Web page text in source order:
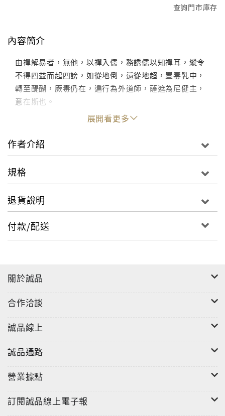
查詢門市庫存
內容簡介
由禪解易者，無他，以禪入儒，務誘儒以知禪耳，縱令
不得四益而起四謗，如從地倒，還從地超，置毒乳中，
轉至醍醐，厥毒仍在，遍行為外道師，薩遮為尼健主，
意在斯也。
展開看更多
作者介紹
規格
退貨說明
付款/配送
關於誠品
合作洽談
誠品線上
誠品通路
營業據點
訂閱誠品線上電子報